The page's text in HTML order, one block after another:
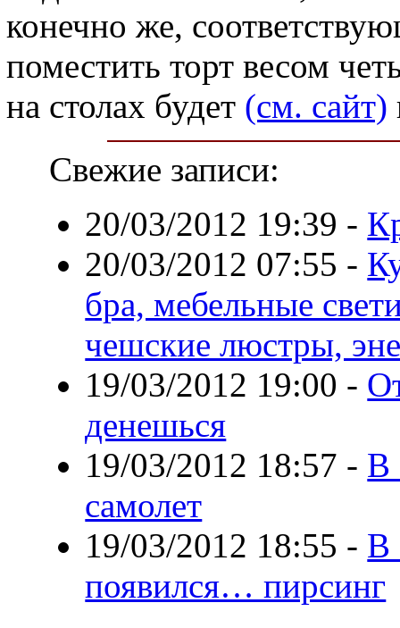
конечно же,
поместить торт весом
на столах будет (см. сайт)
Свежие записи:
20/03/2012 19:39 -
20/03/2012 07:55 -
бра, мебельные
чешские люстры,
19/03/2012 19:00 -
денешься
19/03/2012 18:57 - В
самолет
19/03/2012 18:55 - В
появился… пирсинг